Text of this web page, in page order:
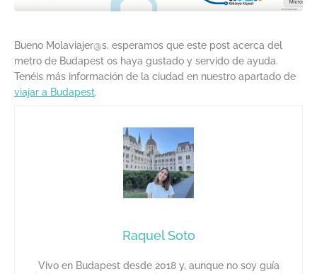
Bueno Molaviajer@s, esperamos que este post acerca del
metro de Budapest os haya gustado y servido de ayuda.
Tenéis más información de la ciudad en nuestro apartado de
viajar a Budapest.
Raquel Soto
Vivo en Budapest desde 2018 y, aunque no soy guía